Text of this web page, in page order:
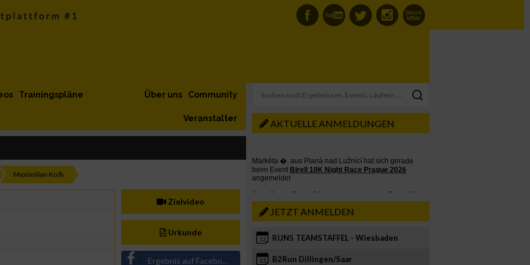
Trainingspläne Community
Über uns
Veranstalter
Maximilian Kolb
Zielvideo
Urkunde
Ergebnis auf Facebook teilen
AKTUELLE ANMELDUNGEN
JETZT ANMELDEN
12 RUN5 TEAMSTAFFEL - Wiesbaden
13 B2Run Dillingen/Saar